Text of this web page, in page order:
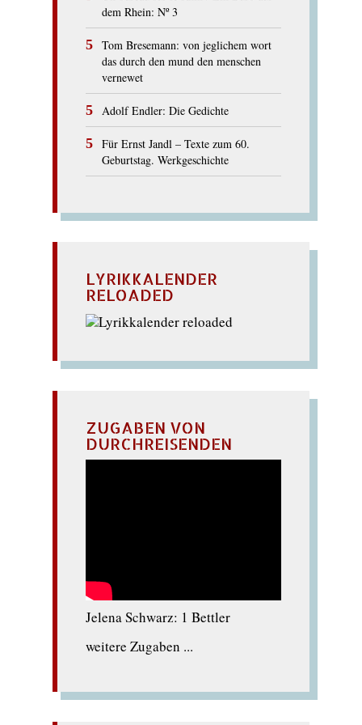
dem Rhein: Nº 3
Tom Bresemann: von jeglichem wort
das durch den mund den menschen
vernewet
Adolf Endler: Die Gedichte
Für Ernst Jandl – Texte zum 60.
Geburtstag. Werkgeschichte
LYRIKKALENDER
RELOADED
ZUGABEN VON
DURCHREISENDEN
Jelena Schwarz: 1 Bettler
weitere Zugaben ...